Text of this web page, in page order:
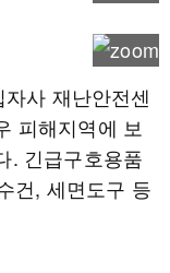
사 재난안전센
피해지역에 보
. 긴급구호용품
건, 세면도구 등